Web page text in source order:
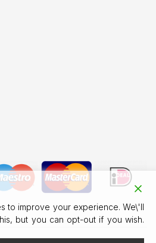
to improve your experience. We\'ll
but you can opt-out if you wish.